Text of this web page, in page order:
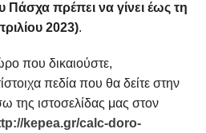
πρέπει να γίνει έως τη
2023).
που δικαιούστε,
πεδία που θα δείτε στην
της ιστοσελίδας μας στον
kepea.gr/calc-doro-